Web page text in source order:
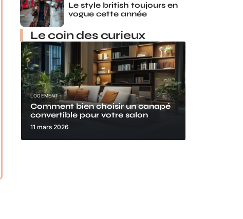
Le style british toujours en
vogue cette année
Le coin des curieux
LOGEMENT
Comment bien choisir un canapé
convertible pour votre salon
11 mars 2026